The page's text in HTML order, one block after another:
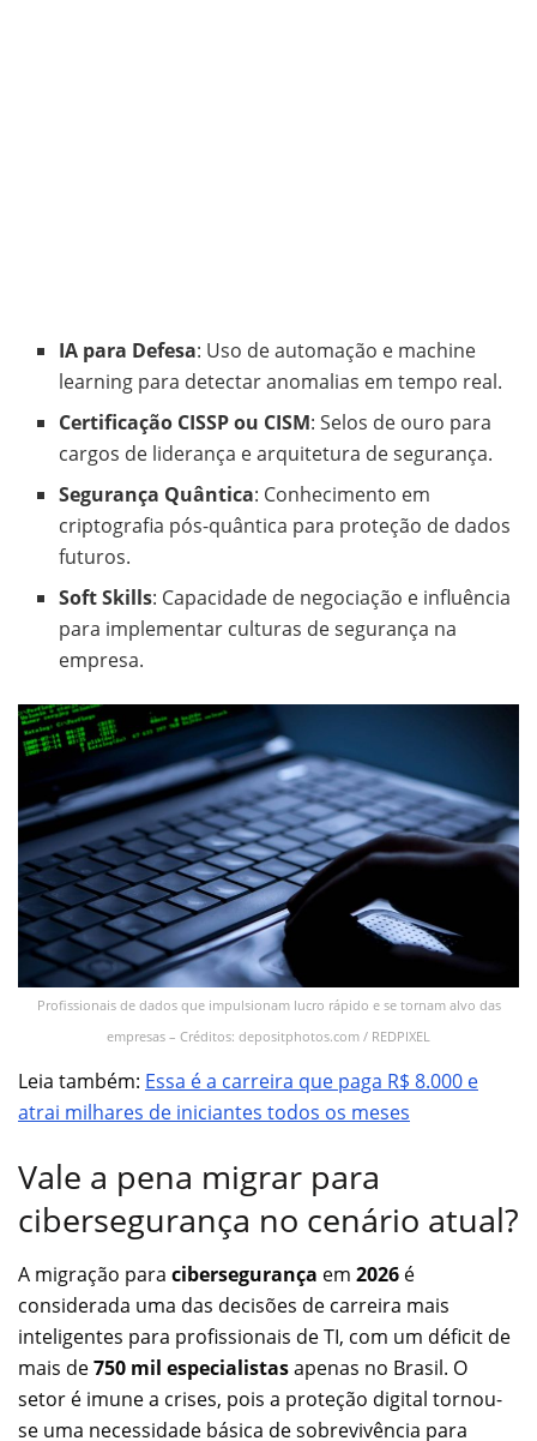
IA para Defesa: Uso de automação e machine
learning para detectar anomalias em tempo real.
Certificação CISSP ou CISM: Selos de ouro para
cargos de liderança e arquitetura de segurança.
Segurança Quântica: Conhecimento em
criptografia pós-quântica para proteção de dados
futuros.
Soft Skills: Capacidade de negociação e influência
para implementar culturas de segurança na
empresa.
Profissionais de dados que impulsionam lucro rápido e se tornam alvo das
empresas – Créditos: depositphotos.com / REDPIXEL
Leia também: Essa é a carreira que paga R$ 8.000 e
atrai milhares de iniciantes todos os meses
Vale a pena migrar para
cibersegurança no cenário atual?
A migração para cibersegurança em 2026 é
considerada uma das decisões de carreira mais
inteligentes para profissionais de TI, com um déficit de
mais de750 mil especialistasapenas no Brasil. O
setor é imune a crises, pois a proteção digital tornou-
se uma necessidade básica de sobrevivência para